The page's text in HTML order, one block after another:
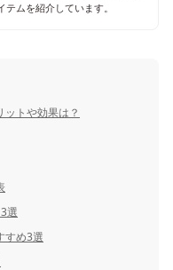
ムを紹介しています。
トや効果は？
選
すめ3選